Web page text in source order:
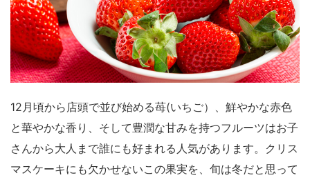
12月頃から店頭で並び始める苺(いちご）、鮮やかな赤色
と華やかな香り、そして豊潤な甘みを持つフルーツはお子
さんから大人まで誰にも好まれる人気があります。クリス
マスケーキにも欠かせないこの果実を、旬は冬だと思って